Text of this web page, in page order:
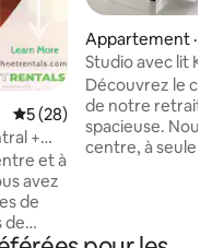
Note moyenne de 5 sur 5,
5 (28)
+
et à
avez
de
de
La
Appartement ·
Studio avec lit
Apartments
Découvrez le
de notre retraite
spacieuse. Nous
centre, à